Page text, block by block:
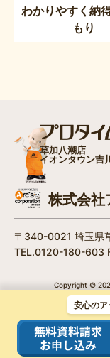
わかりやすく納
もり
草加八潮店
イオンタウン吉
株式会社
〒340-0021 埼玉県
TEL.0120-180-603
Copyright ©
安心の